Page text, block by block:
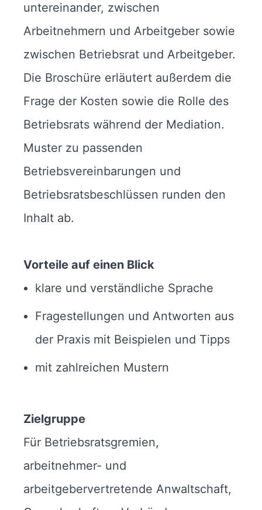
untereinander, zwischen
Arbeitnehmern und Arbeitgeber sowie
zwischen Betriebsrat und Arbeitgeber.
Die Broschüre erläutert außerdem die
Frage der Kosten sowie die Rolle des
Betriebsrats während der Mediation.
Muster zu passenden
Betriebsvereinbarungen und
Betriebsratsbeschlüssen runden den
Inhalt ab.
Vorteile auf einen Blick
klare und verständliche Sprache
Fragestellungen und Antworten aus
der Praxis mit Beispielen und Tipps
mit zahlreichen Mustern
Zielgruppe
Für Betriebsratsgremien,
arbeitnehmer- und
arbeitgebervertretende Anwaltschaft,